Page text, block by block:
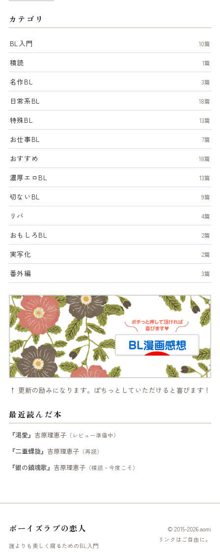
カテゴリ
BL入門 10篇
積読 1篇
名作BL 3篇
日常系BL 18篇
特殊BL 13篇
お仕事BL 7篇
おすすめ 18篇
濃厚エロBL 13篇
切ないBL 9篇
リバ 4篇
おもしろBL 2篇
実写化 2篇
番外編 3篇
↑ 更新の励みになります。ぽちっとしていただけると喜びます！
最近読んだ本
『渇愛』 吉原理恵子（レビュー準備中）
『二重螺旋』 吉原理恵子（再読）
『銀の鎮魂歌』 吉原理恵子（積読・今度こそ）
ボーイズラブの恋人
誰よりも美しく腐るためのBL入門
© 2015-2026 aomi
リンクはご自由に。